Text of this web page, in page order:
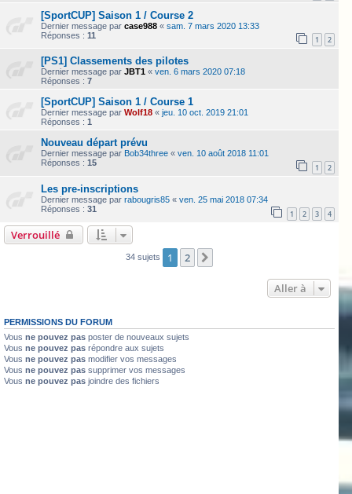
[SportCUP] Saison 1 / Course 2
Dernier message par case988 « sam. 7 mars 2020 13:33
Réponses : 11 1 2
[PS1] Classements des pilotes
Dernier message par JBT1 « ven. 6 mars 2020 07:18
Réponses : 7
[SportCUP] Saison 1 / Course 1
Dernier message par Wolf18 « jeu. 10 oct. 2019 21:01
Réponses : 1
Nouveau départ prévu
Dernier message par Bob34three « ven. 10 août 2018 11:01
Réponses : 15 1 2
Les pre-inscriptions
Dernier message par rabougris85 « ven. 25 mai 2018 07:34
Réponses : 31 1 2 3 4
Verrouillé
34 sujets 1 2
Aller à
PERMISSIONS DU FORUM
Vous ne pouvez pas poster de nouveaux sujets
Vous ne pouvez pas répondre aux sujets
Vous ne pouvez pas modifier vos messages
Vous ne pouvez pas supprimer vos messages
Vous ne pouvez pas joindre des fichiers